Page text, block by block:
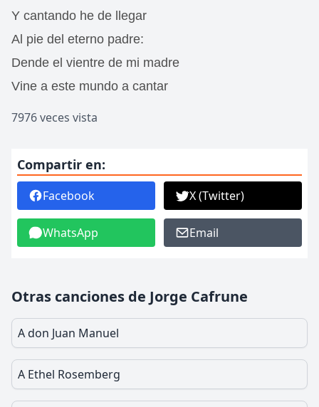
Y cantando he de llegar
Al pie del eterno padre:
Dende el vientre de mi madre
Vine a este mundo a cantar
7976 veces vista
Compartir en:
Facebook X (Twitter)
WhatsApp Email
Otras canciones de Jorge Cafrune
A don Juan Manuel
A Ethel Rosemberg